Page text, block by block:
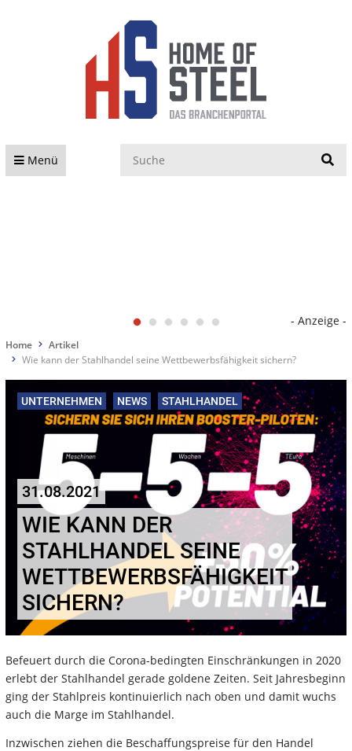
Menü
- Anzeige -
Home
Artikel
Wie kann der Stahlhandel seine Wettbewerbsfähigkeit sichern?
UNTERNEHMEN NEWS STAHLHANDEL
31.08.2021
WIE KANN DER
STAHLHANDEL SEINE
WETTBEWERBSFÄHIGKEIT
SICHERN?
Befeuert durch die Corona-bedingten Einschränkungen in 2020
erlebt der Stahlhandel gerade goldene Zeiten. Seit Jahresbeginn
ging der Stahlpreis kontinuierlich nach oben und damit wuchs
auch die Marge im Stahlhandel.
Inzwischen ziehen die Beschaffungspreise für den Handel